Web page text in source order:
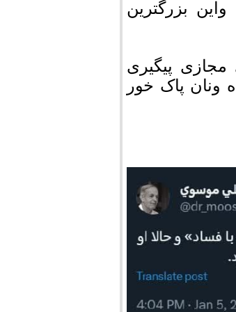
ای واین بزرگترین
مجازی پیگیری
ونان پاک خور